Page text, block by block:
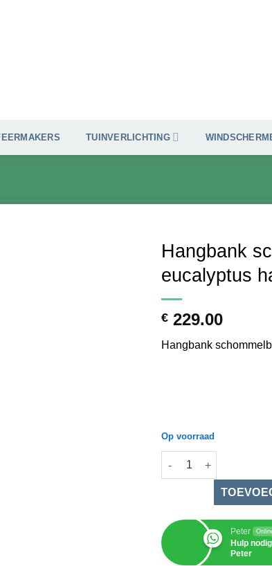
TUINVERLICHTING
Hangbank
eucalyptus
€ 229.00
Hangbank
Op voorraad
Hangbank
Peter
Hulp
Peter